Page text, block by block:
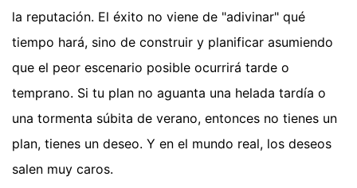
la reputación. El éxito no viene de "adivinar" qué
tiempo hará, sino de construir y planificar asumiendo
que el peor escenario posible ocurrirá tarde o
temprano. Si tu plan no aguanta una helada tardía o
una tormenta súbita de verano, entonces no tienes un
plan, tienes un deseo. Y en el mundo real, los deseos
salen muy caros.